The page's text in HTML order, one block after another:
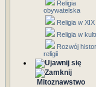
Religia
obywatelska
Religia w
Religia w
Rozwój
religii
Mitoznawstwo